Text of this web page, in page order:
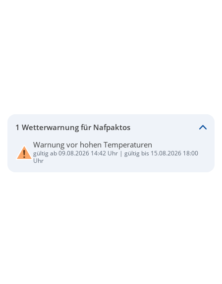
1 Wetterwarnung für Nafpaktos
Warnung vor hohen Temperaturen
gültig ab 09.08.2026 14:42 Uhr | gültig bis 15.08.2026 18:00
Uhr